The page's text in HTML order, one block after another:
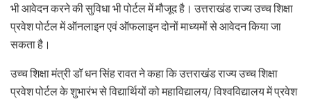
भी आवेदन करने की सुविधा भी पोर्टल में मौजूद है। उत्तराखंड राज्य उच्च शिक्षा
प्रवेश पोर्टल में ऑनलाइन एवं ऑफलाइन दोनों माध्यमों से आवेदन किया जा
सकता है।
उच्च शिक्षा मंत्री डॉ धन सिंह रावत ने कहा कि उत्तराखंड राज्य उच्च शिक्षा
प्रवेश पोर्टल के शुभारंभ से विद्यार्थियों को महाविद्यालय/ विश्वविद्यालय में प्रवेश